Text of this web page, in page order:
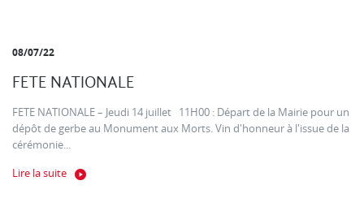
08/07/22
FETE NATIONALE
FETE NATIONALE – Jeudi 14 juillet 11H00 : Départ de la Mairie pour un
dépôt de gerbe au Monument aux Morts. Vin d'honneur à l'issue de la
cérémonie...
Lire la suite